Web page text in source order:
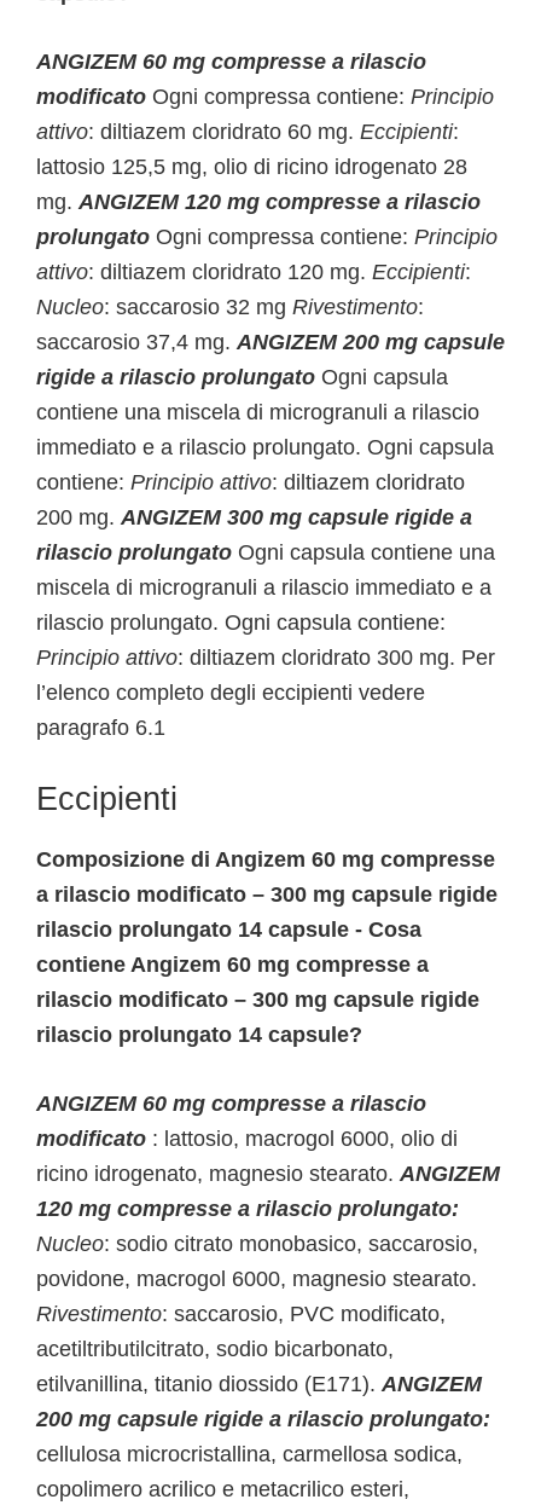
ANGIZEM 60 mg compresse a rilascio
modificato Ogni compressa contiene: Principio
attivo: diltiazem cloridrato 60 mg. Eccipienti:
lattosio 125,5 mg, olio di ricino idrogenato 28
mg.ANGIZEM 120 mg compresse a rilascio
prolungato Ogni compressa contiene: Principio
attivo: diltiazem cloridrato 120 mg. Eccipienti:
Nucleo: saccarosio 32 mg Rivestimento:
saccarosio 37,4 mg.ANGIZEM 200 mg capsule
rigide a rilascio prolungato Ogni capsula
contiene una miscela di microgranuli a rilascio
immediato e a rilascio prolungato. Ogni capsula
contiene: Principio attivo: diltiazem cloridrato
200 mg.ANGIZEM 300 mg capsule rigide a
rilascio prolungato Ogni capsula contiene una
miscela di microgranuli a rilascio immediato e a
rilascio prolungato. Ogni capsula contiene:
Principio attivo: diltiazem cloridrato 300 mg. Per
l’elenco completo degli eccipienti vedere
paragrafo 6.1
Eccipienti
Composizione di Angizem 60 mg compresse
a rilascio modificato – 300 mg capsule rigide
rilascio prolungato 14 capsule - Cosa
contiene Angizem 60 mg compresse a
rilascio modificato – 300 mg capsule rigide
rilascio prolungato 14 capsule?
ANGIZEM 60 mg compresse a rilascio
modificato : lattosio, macrogol 6000, olio di
ricino idrogenato, magnesio stearato.ANGIZEM
120 mg compresse a rilascio prolungato:
Nucleo: sodio citrato monobasico, saccarosio,
povidone, macrogol 6000, magnesio stearato.
Rivestimento: saccarosio, PVC modificato,
acetiltributilcitrato, sodio bicarbonato,
etilvanillina, titanio diossido (E171).ANGIZEM
200 mg capsule rigide a rilascio prolungato:
cellulosa microcristallina, carmellosa sodica,
copolimero acrilico e metacrilico esteri,